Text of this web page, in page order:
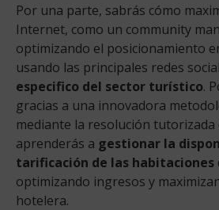
Por una parte, sabrás cómo
Internet, como un community
optimizando el posicionamiento
usando las principales redes
especifico del sector turístico.
gracias a una innovadora
mediante la resolución tutorizada
aprenderás a gestionar la
tarificación de las habitaciones
optimizando ingresos y
hotelera.